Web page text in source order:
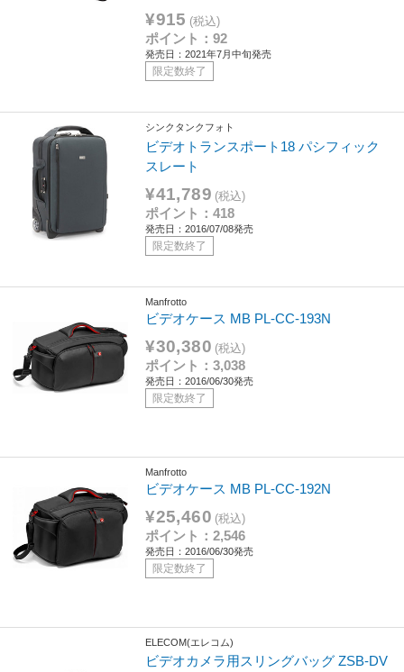
¥915 (税込)
ポイント：92
発売日：2021年7月中旬発売
限定数終了
シンクタンクフォト
ビデオトランスポート18 パシフィック
スレート
¥41,789 (税込)
ポイント：418
発売日：2016/07/08発売
限定数終了
Manfrotto
ビデオケース MB PL-CC-193N
¥30,380 (税込)
ポイント：3,038
発売日：2016/06/30発売
限定数終了
Manfrotto
ビデオケース MB PL-CC-192N
¥25,460 (税込)
ポイント：2,546
発売日：2016/06/30発売
限定数終了
ELECOM(エレコム)
ビデオカメラ用スリングバッグ ZSB-DV